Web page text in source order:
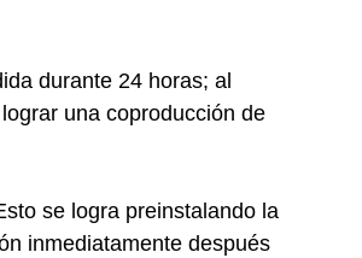
durante 24 horas; al
una coproducción de
se logra preinstalando la
inmediatamente después